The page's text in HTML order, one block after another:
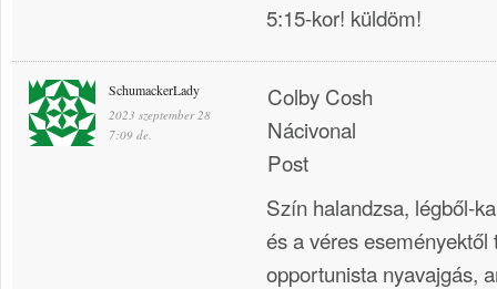
5:15-kor! küldöm!
SchumackerLady
2023 szeptember 28
7:09 de.
Colby Cosh
Nácivonal
Post
Szín halandzsa, légből-
és a véres
opportunista nyavajgás,